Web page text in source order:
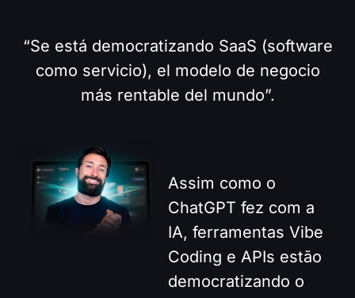
“Se está democratizando SaaS (software
como servicio), el modelo de negocio
más rentable del mundo”.
Assim como o
ChatGPT fez com a
IA, ferramentas Vibe
Coding e APIs estão
democratizando o